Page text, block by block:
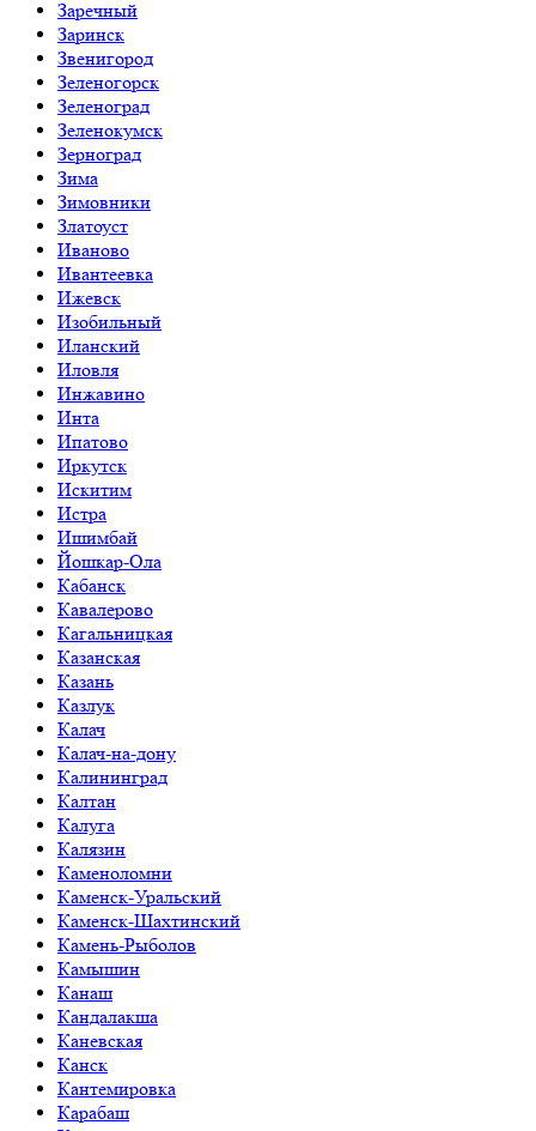
Заречный
Заринск
Звенигород
Зеленогорск
Зеленоград
Зеленокумск
Зерноград
Зима
Зимовники
Златоуст
Иваново
Ивантеевка
Ижевск
Изобильный
Иланский
Иловля
Инжавино
Инта
Ипатово
Иркутск
Искитим
Истра
Ишимбай
Йошкар-Ола
Кабанск
Кавалерово
Кагальницкая
Казанская
Казань
Казлук
Калач
Калач-на-дону
Калининград
Калтан
Калуга
Калязин
Каменоломни
Каменск-Уральский
Каменск-Шахтинский
Камень-Рыболов
Камышин
Канаш
Кандалакша
Каневская
Канск
Кантемировка
Карабаш